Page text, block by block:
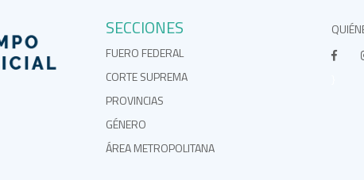
SECCIONES
FUERO FEDERAL
CORTE SUPREMA
PROVINCIAS
GÉNERO
ÁREA METROPOLITANA